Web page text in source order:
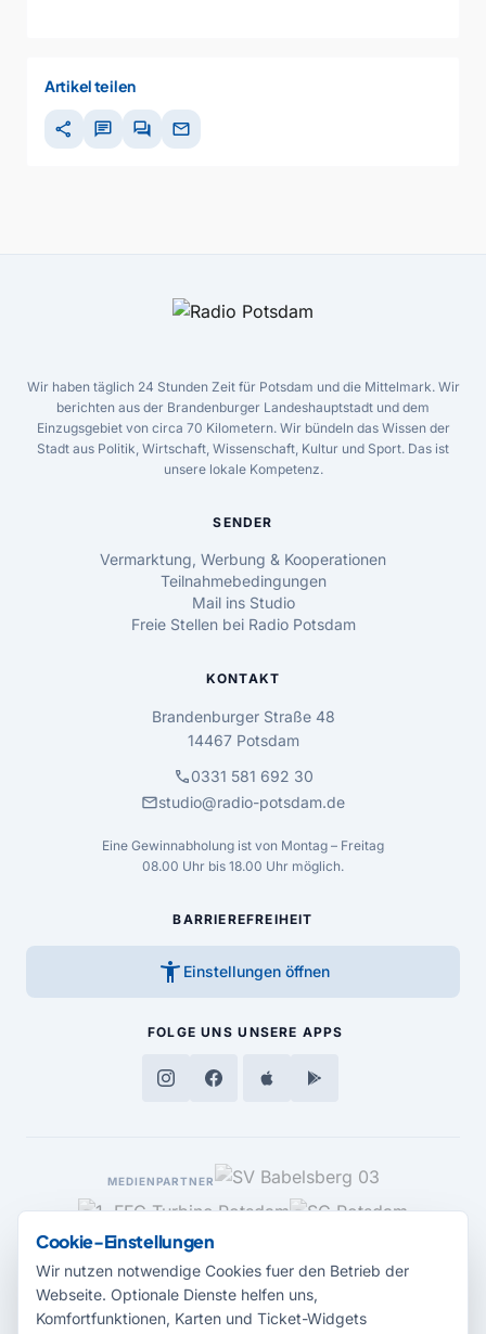
Artikel teilen
share chat forum mail
Wir haben täglich 24 Stunden Zeit für Potsdam und die Mittelmark. Wir
berichten aus der Brandenburger Landeshauptstadt und dem
Einzugsgebiet von circa 70 Kilometern. Wir bündeln das Wissen der
Stadt aus Politik, Wirtschaft, Wissenschaft, Kultur und Sport. Das ist
unsere lokale Kompetenz.
SENDER
Vermarktung, Werbung & Kooperationen
Teilnahmebedingungen
Mail ins Studio
Freie Stellen bei Radio Potsdam
KONTAKT
Brandenburger Straße 48
14467 Potsdam
call0331 581 692 30
mailstudio@radio-potsdam.de
Eine Gewinnabholung ist von Montag – Freitag
08.00 Uhr bis 18.00 Uhr möglich.
BARRIEREFREIHEIT
accessibility_new Einstellungen öffnen
FOLGE UNS UNSERE APPS
MEDIENPARTNER
Cookie-Einstellungen
Wir nutzen notwendige Cookies fuer den Betrieb der
Webseite. Optionale Dienste helfen uns,
Komfortfunktionen, Karten und Ticket-Widgets